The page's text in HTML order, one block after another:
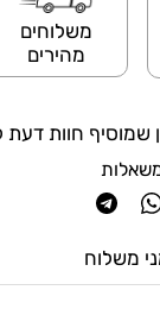
משלוחים
מהירים
שמוסיף חוות דעת
משלוח